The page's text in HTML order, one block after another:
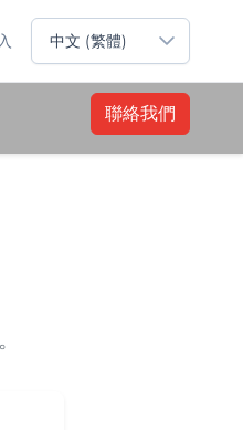
Sprache auswählen
中文 (繁體)
聯絡我們